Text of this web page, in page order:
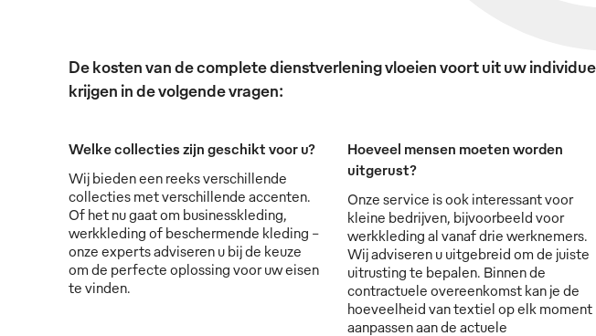
De kosten van de complete dienstverlening vloeien voort uit uw
krijgen in de volgende vragen:
Welke collecties zijn geschikt voor u?
Wij bieden een reeks verschillende
collecties met verschillende accenten.
Of het nu gaat om businesskleding,
werkkleding of beschermende kleding -
onze experts adviseren u bij de keuze
om de perfecte oplossing voor uw eisen
te vinden.
Hoeveel mensen moeten worden
uitgerust?
Onze service is ook interessant voor
kleine bedrijven, bijvoorbeeld voor
werkkleding al vanaf drie werknemers.
Wij adviseren u uitgebreid om de juiste
uitrusting te bepalen. Binnen de
contractuele overeenkomst kan je de
hoeveelheid van textiel op elk moment
aanpassen aan de actuele